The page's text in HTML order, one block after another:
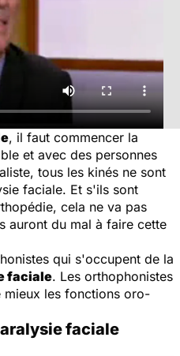
, il faut commencer la
et avec des personnes
tous les kinés ne sont
faciale. Et s'ils sont
cela ne va pas
auront du mal à faire cette
qui s'occupent de la
faciale. Les orthophonistes
mieux les fonctions oro-
faciale